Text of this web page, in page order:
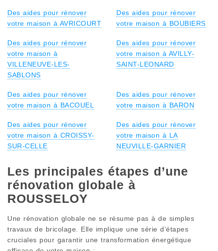
Des aides pour rénover
votre maison à AVRICOURT
Des aides pour rénover
votre maison à BOUBIERS
Des aides pour rénover
votre maison à
VILLENEUVE-LES-
SABLONS
Des aides pour rénover
votre maison à AVILLY-
SAINT-LEONARD
Des aides pour rénover
votre maison à BACOUEL
Des aides pour rénover
votre maison à BARON
Des aides pour rénover
votre maison à CROISSY-
SUR-CELLE
Des aides pour rénover
votre maison à LA
NEUVILLE-GARNIER
Les principales étapes d’une
rénovation globale à
ROUSSELOY
Une rénovation globale ne se résume pas à de simples
travaux de bricolage. Elle implique une série d’étapes
cruciales pour garantir une transformation énergétique